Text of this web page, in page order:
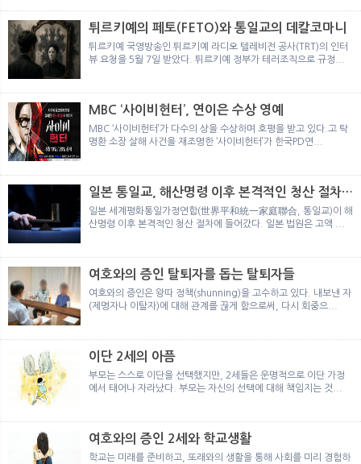
튀르키예의 페토(FETO)와 통일교의 데칼코마니
튀르키예 국영방송인 튀르키예 라디오 텔레비전 공사(TRT)의 인터
뷰 요청을 5월 7일 받았다. 튀르키예 정부가 테러조직으로 규정...
MBC ‘사이비헌터’, 연이은 수상 영예
MBC ‘사이비헌터’가 다수의 상을 수상하며 호평을 받고 있다.고 탁
명환 소장 살해 사건을 재조명한 ‘사이비헌터’가 한국PD연...
일본 통일교, 해산명령 이후 본격적인 청산 절차
돌입
일본 세계평화통일가정연합(世界平和統一家庭聯合, 통일교)이 해
산명령 이후 본격적인 청산 절차에 들어갔다. 일본 법원은 고액 ...
여호와의 증인 탈퇴자를 돕는 탈퇴자들
여호와의 증인은 왕따 정책(shunning)을 고수하고 있다. 내보낸 자
(제명자나 이탈자)에 대해 관계를 끊게 함으로써, 다시 회중으...
이단 2세의 아픔
부모는 스스로 이단을 선택했지만, 2세들은 운명적으로 이단 가정
에서 태어나 자라났다. 부모는 자신의 선택에 대해 책임지는 것...
여호와의 증인 2세와 학교생활
학교는 미래를 준비하고, 또래와의 생활을 통해 사회를 미리 경험하